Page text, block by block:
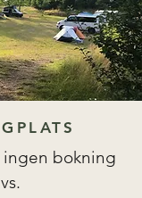
bokning